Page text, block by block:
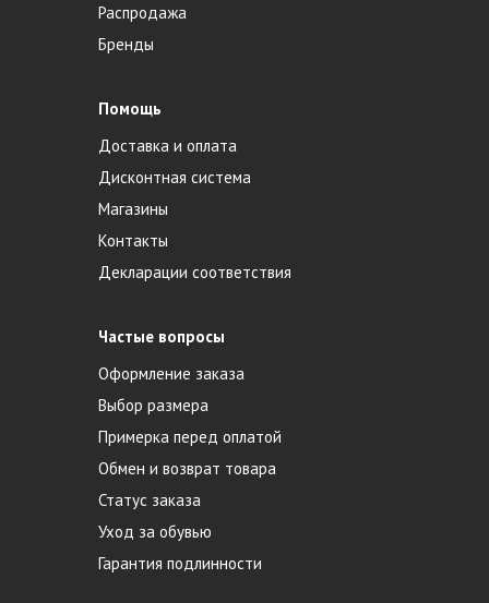
Распродажа
Бренды
Помощь
Доставка и оплата
Дисконтная система
Магазины
Контакты
Декларации соответствия
Частые вопросы
Оформление заказа
Выбор размера
Примерка перед оплатой
Обмен и возврат товара
Статус заказа
Уход за обувью
Гарантия подлинности